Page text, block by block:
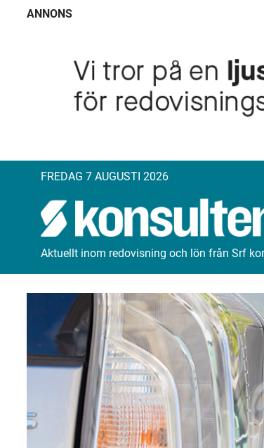
ANNONS
FREDAG 7 AUGUSTI 2026
Aktuellt inom redovisning och lön från Srf